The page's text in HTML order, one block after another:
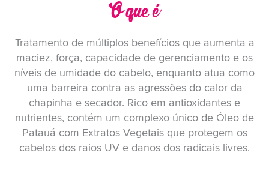
O que é
Tratamento de múltiplos benefícios que aumenta a
maciez, força, capacidade de gerenciamento e os
níveis de umidade do cabelo, enquanto atua como
uma barreira contra as agressões do calor da
chapinha e secador. Rico em antioxidantes e
nutrientes, contém um complexo único de Óleo de
Patauá com Extratos Vegetais que protegem os
cabelos dos raios UV e danos dos radicais livres.